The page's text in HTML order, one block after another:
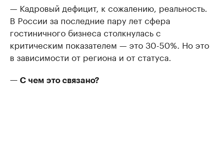
— Кадровый дефицит, к сожалению, реальность.
В России за последние пару лет сфера
гостиничного бизнеса столкнулась с
критическим показателем — это 30-50%. Но это
в зависимости от региона и от статуса.
— С чем это связано?